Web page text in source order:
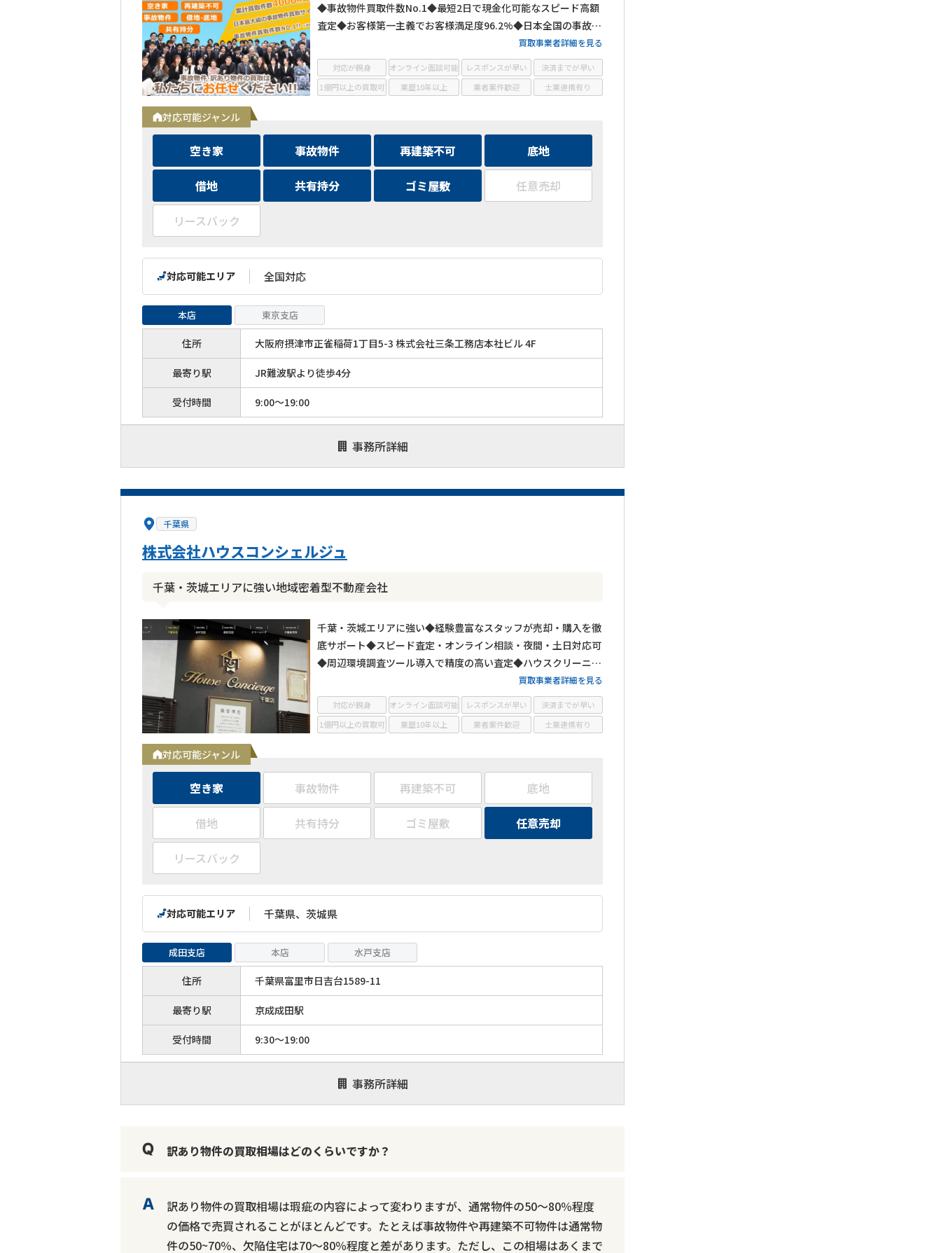
◆事故物件買取件数No.1◆最短2日で現金化可能なスピード高額
査定◆お客様第一主義でお客様満足度96.2%◆日本全国の事故物
買取事業者詳細を見る
対応可能ジャンル
空き家 事故物件 再建築不可 底地
借地 共有持分 ゴミ屋敷 任意売却
リースバック
本店 東京支店
住所 大阪府摂津市正雀稲荷1丁目5-3 株式会社三条工務店本社ビル 4F
最寄り駅 JR難波駅より徒歩4分
受付時間 9:00～19:00
事務所詳細
対応可能エリア 全国対応
対応が親身 オンライン面談可能 レスポンスが早い
決済までが早い
1億円以上の買取可
業歴10年以上 業者案件歓迎 士業連携有り
千葉県
株式会社ハウスコンシェルジュ
千葉・茨城エリアに強い地域密着型不動産会社
千葉・茨城エリアに強い◆経験豊富なスタッフが売却・購入を徹
底サポート◆スピード査定・オンライン相談・夜間・土日対応可
◆周辺環境調査ツール導入で精度の高い査定◆ハウスクリーニン
買取事業者詳細を見る
対応可能ジャンル
空き家 事故物件 再建築不可 底地
借地 共有持分 ゴミ屋敷 任意売却
リースバック
成田支店 本店 水戸支店
住所 千葉県富里市日吉台1589-11
最寄り駅 京成成田駅
受付時間 9:30～19:00
事務所詳細
対応可能エリア 千葉県、茨城県
対応が親身 オンライン面談可能 レスポンスが早い
決済までが早い
1億円以上の買取可
業歴10年以上 業者案件歓迎 士業連携有り
訳あり物件の買取相場はどのくらいですか？
訳あり物件の買取相場は瑕疵の内容によって変わりますが、通常物件の50～80％程度
の価格で売買されることがほとんどです。たとえば事故物件や再建築不可物件は通常物
件の50~70％、欠陥住宅は70～80％程度と差があります。ただし、この相場はあくまで